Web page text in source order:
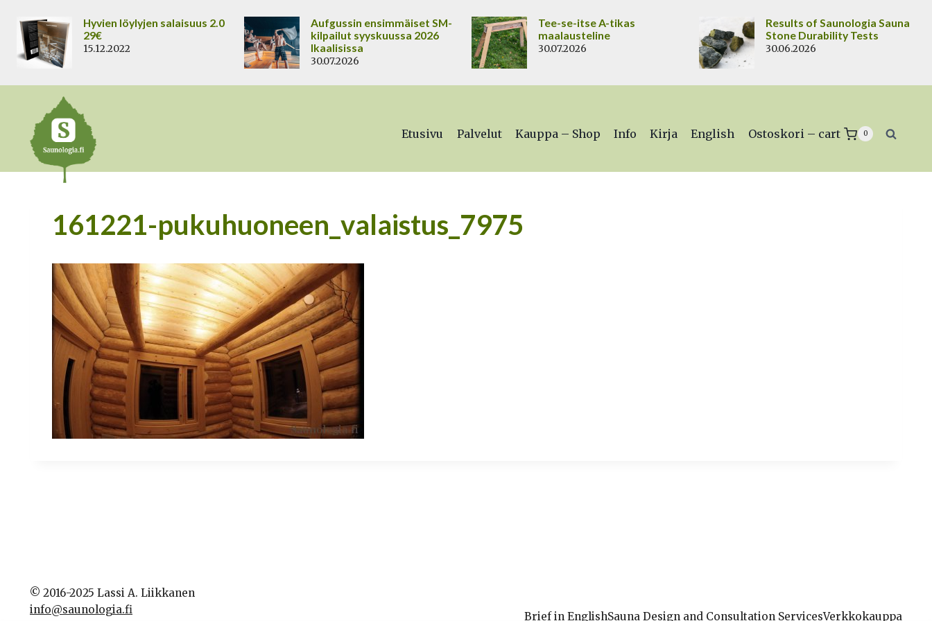
sisältöön
Hyvien löylyjen salaisuus 2.0
29€
15.12.2022
Aufgussin ensimmäiset SM-
kilpailut syyskuussa 2026
Ikaalisissa
30.07.2026
Tee-se-itse A-tikas
maalausteline
30.07.2026
Results of Saunologia Sauna
Stone Durability Tests
30.06.2026
Etusivu Palvelut Kauppa – Shop Info Kirja English Ostoskori – cart 0
161221-pukuhuoneen_valaistus_7975
© 2016-2025 Lassi A. Liikkanen
info@saunologia.fi
Brief in EnglishSauna Design and Consultation ServicesVerkkokauppa